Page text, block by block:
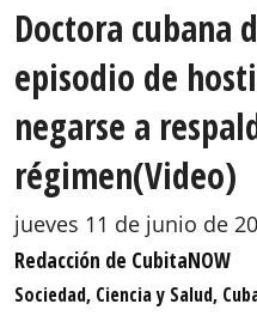
Doctora cubana
episodio de
negarse a
régimen(Video)
jueves 11 de junio de
Redacción de CubitaNOW
Sociedad, Ciencia y Salud,